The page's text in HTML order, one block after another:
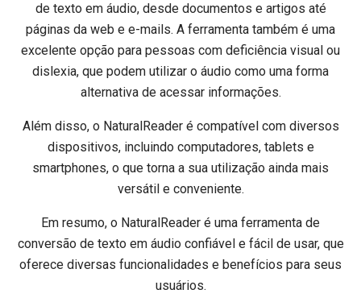
de texto em áudio, desde documentos e artigos até
páginas da web e e-mails. A ferramenta também é uma
excelente opção para pessoas com deficiência visual ou
dislexia, que podem utilizar o áudio como uma forma
alternativa de acessar informações.
Além disso, o NaturalReader é compatível com diversos
dispositivos, incluindo computadores, tablets e
smartphones, o que torna a sua utilização ainda mais
versátil e conveniente.
Em resumo, o NaturalReader é uma ferramenta de
conversão de texto em áudio confiável e fácil de usar, que
oferece diversas funcionalidades e benefícios para seus
usuários.